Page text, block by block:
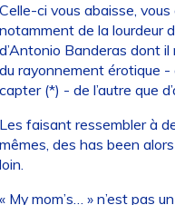
ci vous abaisse,
de la lourdeur
Banderas dont
rayonnement érotique -
(*) - de l’autre que
faisant ressembler à
des has been
My mom’s… » n’est pas